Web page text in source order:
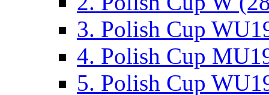
3. Polish Cup
4. Polish Cup
5. Polish Cup